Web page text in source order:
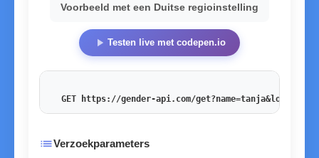
Voorbeeld met een Duitse regioinstelling
play_arrow Testen live met codepen.io
GET https://gender-api.com/
listVerzoekparameters